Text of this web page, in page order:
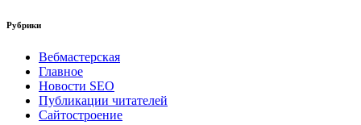
Рубрики
Вебмастерская
Главное
Новости SEO
Публикации читателей
Сайтостроение